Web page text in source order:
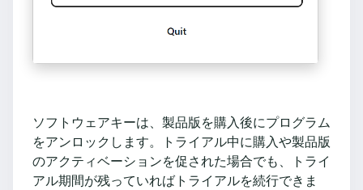
ソフトウェアキーは、製品版を購入後にプログラム
をアンロックします。トライアル中に購入や製品版
のアクティベーションを促された場合でも、トライ
アル期間が残っていればトライアルを続行できま